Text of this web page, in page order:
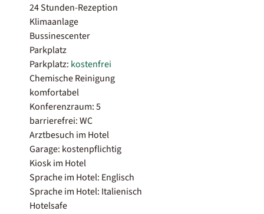
24 Stunden-Rezeption
Klimaanlage
Bussinescenter
Parkplatz
Parkplatz: kostenfrei
Chemische Reinigung
komfortabel
Konferenzraum: 5
barrierefrei: WC
Arztbesuch im Hotel
Garage: kostenpflichtig
Kiosk im Hotel
Sprache im Hotel: Englisch
Sprache im Hotel: Italienisch
Hotelsafe